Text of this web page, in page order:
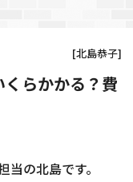
[北島恭子]
らかかる？費
の北島です。